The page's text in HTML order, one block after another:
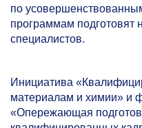
по
программам подготовят
специалистов.
Инициатива
материалам и химии» и
«Опережающая